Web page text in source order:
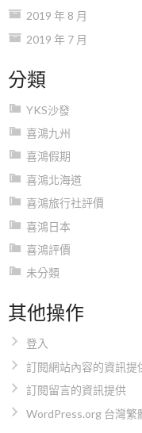
2019 年 8 月
2019 年 7 月
分類
YKS沙發
喜鴻九州
喜鴻假期
喜鴻北海道
喜鴻旅行社評價
喜鴻日本
喜鴻評價
未分類
其他操作
登入
訂閱網站內容的資訊提
訂閱留言的資訊提供
WordPress.org 台灣繁